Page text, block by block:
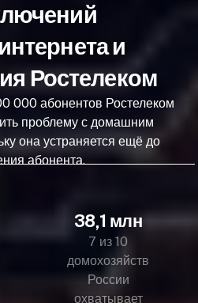
и
Ростелеком
000 абонентов Ростелеком
проблему с домашним
она устраняется ещё до
абонента.
38,1 млн
7 из 10
домохозяйств
России
охватывает